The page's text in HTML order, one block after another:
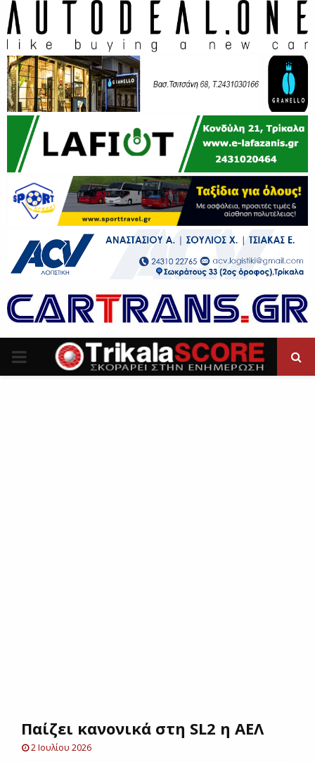
P
UΠαίζει κανονικά στη SL2 η ΑΕΛ
2 Ιουλίου 2026